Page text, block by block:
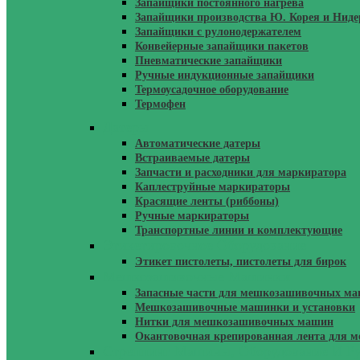
Запайщики постоянного нагрева
Запайщики производства Ю. Корея и
Запайщики с рулонодержателем
Конвейерные запайщики пакетов
Пневматические запайщики
Ручные индукционные запайщики
Термоусадочное оборудование
Термофен
Автоматические датеры
Встраиваемые датеры
Запчасти и расходники для маркиратора
Каплеструйные маркираторы
Красящие ленты (риббоны)
Ручные маркираторы
Транспортные линии и комплектующие
Этикет пистолеты, пистолеты для бирок
Запасные части для мешкозашивочных
Мешкозашивочные машинки и установки
Нитки для мешкозашивочных машин
Окантовочная крепированная лента для